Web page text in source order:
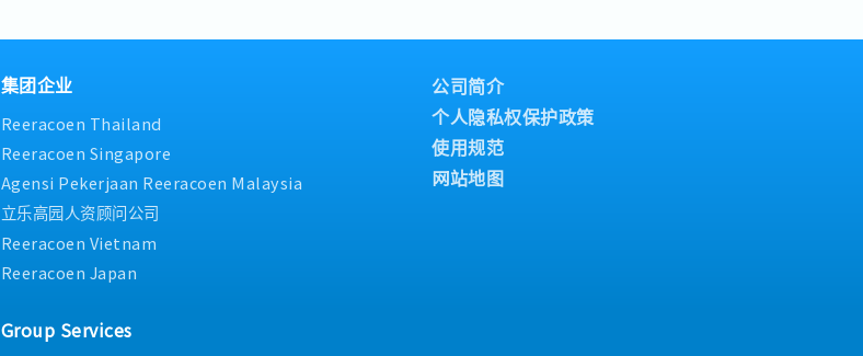
集团企业
Reeracoen Thailand
Reeracoen Singapore
Agensi Pekerjaan Reeracoen Malaysia
立乐高园人资顾问公司
Reeracoen Vietnam
Reeracoen Japan
Group Services
公司简介
个人隐私权保护政策
使用规范
网站地图